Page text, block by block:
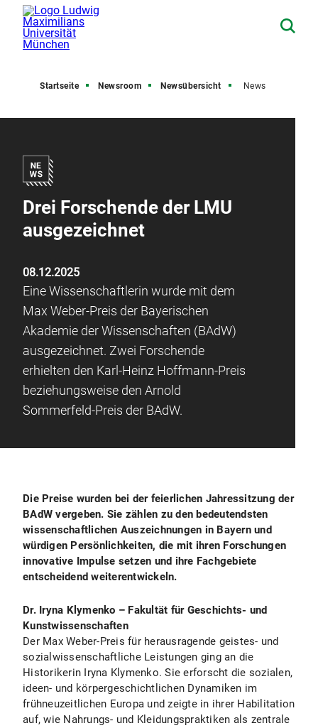
Startseite Newsroom Newsübersicht News
Drei Forschende der LMU
ausgezeichnet
08.12.2025
Eine Wissenschaftlerin wurde mit dem
Max Weber-Preis der Bayerischen
Akademie der Wissenschaften (BAdW)
ausgezeichnet. Zwei Forschende
erhielten den Karl-Heinz Hoffmann-Preis
beziehungsweise den Arnold
Sommerfeld-Preis der BAdW.
Die Preise wurden bei der feierlichen Jahressitzung der
BAdW vergeben. Sie zählen zu den bedeutendsten
wissenschaftlichen Auszeichnungen in Bayern und
würdigen Persönlichkeiten, die mit ihren Forschungen
innovative Impulse setzen und ihre Fachgebiete
entscheidend weiterentwickeln.
Dr. Iryna Klymenko – Fakultät für Geschichts- und
Kunstwissenschaften
Der Max Weber-Preis für herausragende geistes- und
sozialwissenschaftliche Leistungen ging an die
Historikerin Iryna Klymenko. Sie erforscht die sozialen,
ideen- und körpergeschichtlichen Dynamiken im
frühneuzeitlichen Europa und zeigte in ihrer Habilitation
auf, wie Nahrungs- und Kleidungspraktiken als zentrale